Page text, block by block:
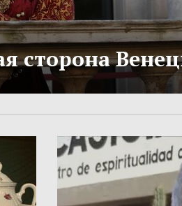
сторона